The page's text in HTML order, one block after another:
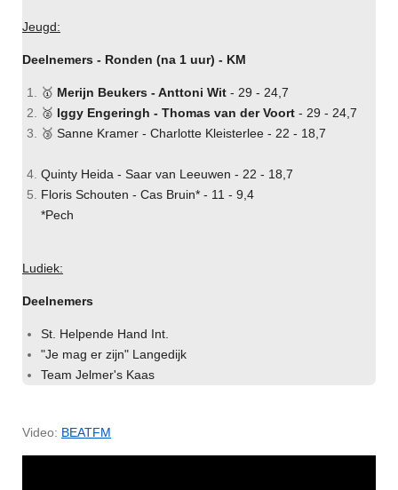
Jeugd:
Deelnemers - Ronden (na 1 uur) - KM
🥇 Merijn Beukers - Anttoni Wit - 29 - 24,7
🥈 Iggy Engeringh - Thomas van der Voort - 29 - 24,7
🥉 Sanne Kramer - Charlotte Kleisterlee - 22 - 18,7
Quinty Heida - Saar van Leeuwen - 22 - 18,7
Floris Schouten - Cas Bruin* - 11 - 9,4
*Pech
Ludiek:
Deelnemers
St. Helpende Hand Int.
"Je mag er zijn" Langedijk
Team Jelmer's Kaas
Video: BEATFM